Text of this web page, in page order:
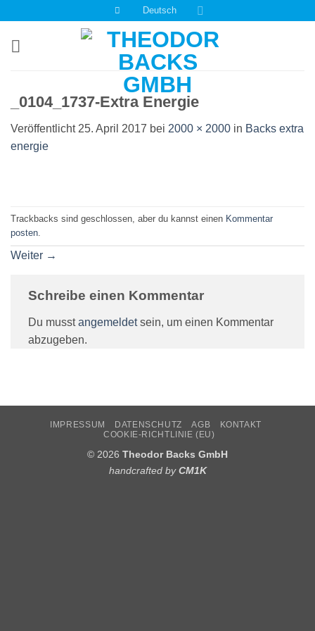
springen
Deutsch
_0104_1737-Extra Energie
Veröffentlicht 25. April 2017 bei 2000 × 2000 in Backs extra
energie
Trackbacks sind geschlossen, aber du kannst einen Kommentar
posten
Weiter →
Schreibe einen Kommentar
Du musstangemeldetsein, um einen Kommentar
abzugeben.
IMPRESSUM DATENSCHUTZ AGB
KONTAKT
COOKIE-RICHTLINIE (EU)
© 2026 Theodor Backs GmbH
handcrafted byCM1K